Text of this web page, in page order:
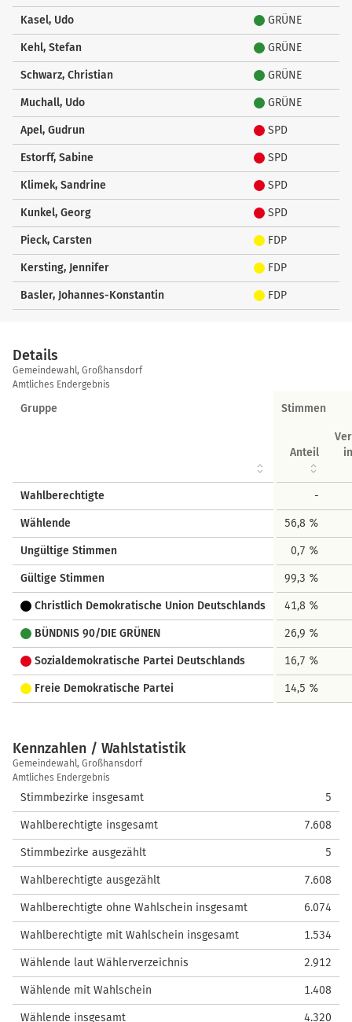
Kasel, Udo GRÜNE
Kehl, Stefan GRÜNE
Schwarz, Christian GRÜNE
Muchall, Udo GRÜNE
Apel, Gudrun SPD
Estorff, Sabine SPD
Klimek, Sandrine SPD
Kunkel, Georg SPD
Pieck, Carsten FDP
Kersting, Jennifer FDP
Basler, Johannes-Konstantin FDP
Details
Details
Gemeindewahl, Großhansdorf
Amtliches Endergebnis
Gruppe Stimmen
Anteil
Wahlberechtigte -
Wählende 56,8 %
Ungültige Stimmen 0,7 %
Gültige Stimmen 99,3 %
Christlich Demokratische Union Deutschlands 41,8 %
BÜNDNIS 90/DIE GRÜNEN 26,9 %
Sozialdemokratische Partei Deutschlands 16,7 %
Freie Demokratische Partei 14,5 %
Kennzahlen / Wahlstatistik
Kennzahlen
/
Wahlstatistik
Gemeindewahl, Großhansdorf
Amtliches Endergebnis
Stimmbezirke insgesamt 5
Wahlberechtigte insgesamt 7.608
Stimmbezirke ausgezählt 5
Wahlberechtigte ausgezählt 7.608
Wahlberechtigte ohne Wahlschein insgesamt 6.074
Wahlberechtigte mit Wahlschein insgesamt 1.534
Wählende laut Wählerverzeichnis 2.912
Wählende mit Wahlschein 1.408
Wählende insgesamt 4.320